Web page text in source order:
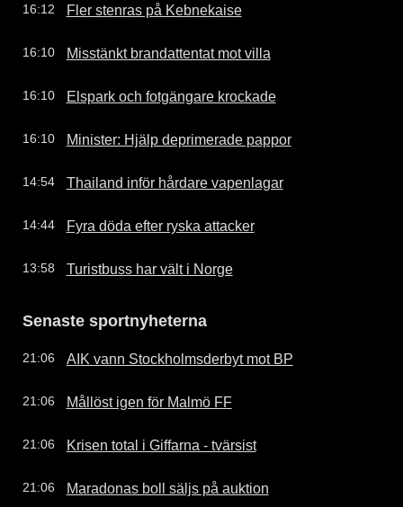
16:12 Fler stenras på Kebnekaise
16:10 Misstänkt brandattentat mot villa
16:10 Elspark och fotgängare krockade
16:10 Minister: Hjälp deprimerade pappor
14:54 Thailand inför hårdare vapenlagar
14:44 Fyra döda efter ryska attacker
13:58 Turistbuss har vält i Norge
Senaste sportnyheterna
21:06 AIK vann Stockholmsderbyt mot BP
21:06 Mållöst igen för Malmö FF
21:06 Krisen total i Giffarna - tvärsist
21:06 Maradonas boll säljs på auktion